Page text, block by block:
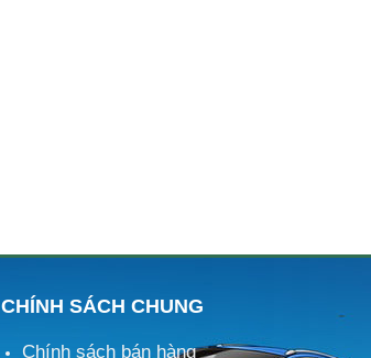
CHÍNH SÁCH CHUNG
Chính sách bán hàng